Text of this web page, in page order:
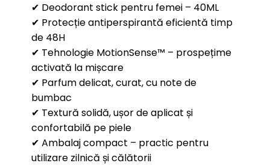
✔ Deodorant stick pentru femei – 40ML
✔ Protecție antiperspirantă eficientă timp
de 48H
✔ Tehnologie MotionSense™ – prospețime
activată la mișcare
✔ Parfum delicat, curat, cu note de
bumbac
✔ Textură solidă, ușor de aplicat și
confortabilă pe piele
✔ Ambalaj compact – practic pentru
utilizare zilnică și călătorii